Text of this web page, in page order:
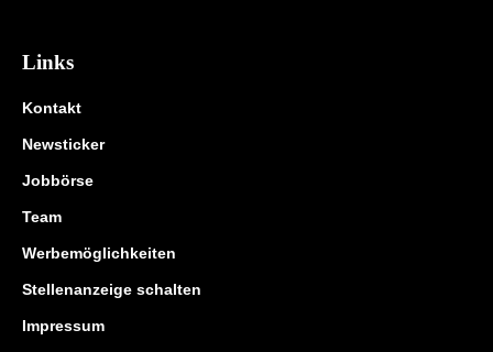
Links
Kontakt
Newsticker
Jobbörse
Team
Werbemöglichkeiten
Stellenanzeige schalten
Impressum